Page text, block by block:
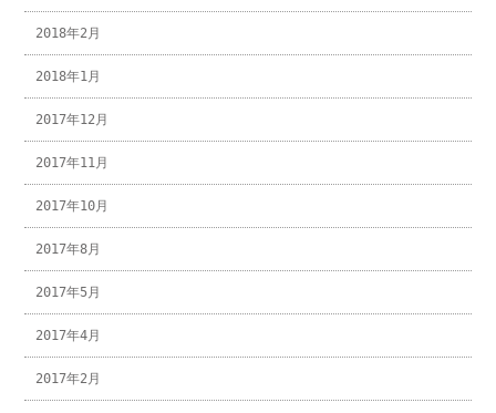
2018年2月
2018年1月
2017年12月
2017年11月
2017年10月
2017年8月
2017年5月
2017年4月
2017年2月